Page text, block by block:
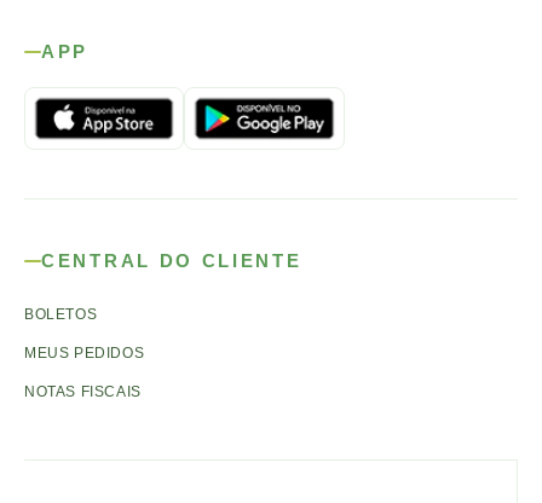
APP
CENTRAL DO CLIENTE
BOLETOS
MEUS PEDIDOS
NOTAS FISCAIS